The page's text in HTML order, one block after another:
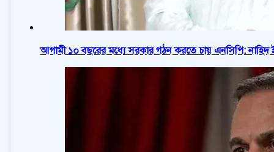
আগামী ১০ বছরের মধ্যে সরকার গঠন করতে চায় এনসিপি: নাহিদ